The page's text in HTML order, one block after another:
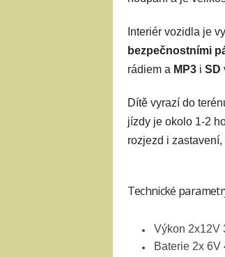
Interiér vozidla je
bezpečnostními
rádiem a MP3i SD
Dítě vyrazí do
jízdy je okolo 1-2
rozjezd i zastavení,
Technické
Výkon 2x12V
Baterie 2x 6V